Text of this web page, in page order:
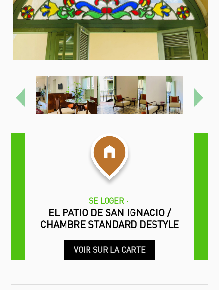
Précédent
EL PATIO DE SAN IGNACIO /
CHAMBRE STANDARD DESTYLE
SE LOGER
VOIR SUR LA CARTE